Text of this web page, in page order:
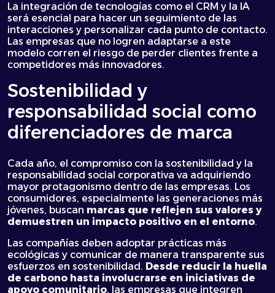
La integración de tecnologías como el CRM y la IA
será esencial para hacer un seguimiento de las
interacciones y personalizar cada punto de contacto.
Las empresas que no logren adaptarse a este
modelo corren el riesgo de perder clientes frente a
competidores más innovadores.
Sostenibilidad y
responsabilidad social como
diferenciadores de marca
Cada año, el compromiso con la sostenibilidad y la
responsabilidad social corporativa va adquiriendo
mayor protagonismo dentro de las empresas. Los
consumidores, especialmente las generaciones más
jóvenes, buscan marcas que reflejen sus valores y
demuestren un impacto positivo en el entorno.
Las compañías deben adoptar prácticas más
ecológicas y comunicar de manera transparente sus
esfuerzos en sostenibilidad. Desde reducir la huella
de carbono hasta involucrarse en iniciativas de
apoyo comunitario, las empresas que integren